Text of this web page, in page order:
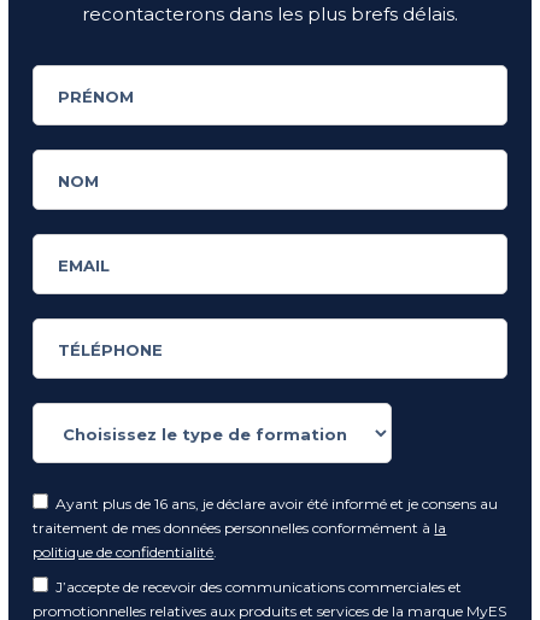
recontacterons dans les plus brefs délais.
Ayant plus de 16 ans, je déclare avoir été informé et je consens au
traitement de mes données personnelles conformément à la
politique de confidentialité.
J’accepte de recevoir des communications commerciales et
promotionnelles relatives aux produits et services de la marque MyES